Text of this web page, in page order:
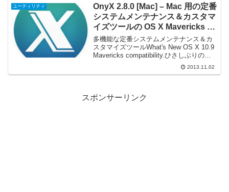
ユーティリティ
OnyX 2.8.0 [Mac] – Mac 用の定番
システムメンテナンス＆カスタマ
イズツールの OS X Mavericks 専
用版が登場
多機能な定番システムメンテナンス＆カ
スタマイズツールWhat's New OS X 10.9
Mavericks compatibility.ひさしぶりの紹
介です。Mac のシステムメンテナンスツ
ールの定番、『OnyX』が OS X Mav...
2013.11.02
スポンサーリンク